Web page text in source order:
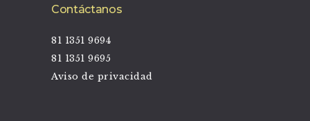
Contáctanos
81 1351 9694
81 1351 9695
Aviso de privacidad